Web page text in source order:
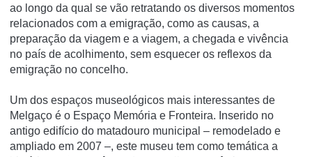
ao longo da qual se vão retratando os diversos momentos
relacionados com a emigração, como as causas, a
preparação da viagem e a viagem, a chegada e vivência
no país de acolhimento, sem esquecer os reflexos da
emigração no concelho.
Um dos espaços museológicos mais interessantes de
Melgaço é o Espaço Memória e Fronteira. Inserido no
antigo edifício do matadouro municipal – remodelado e
ampliado em 2007 –, este museu tem como temática a